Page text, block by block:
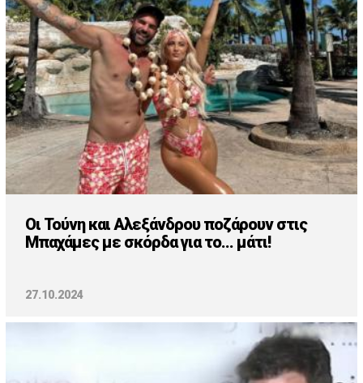
Οι Τούνη και Αλεξάνδρου ποζάρουν στις
Μπαχάμες με σκόρδα για το... μάτι!
27.10.2024